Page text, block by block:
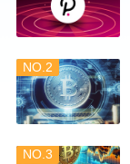
NO.2
NO.3